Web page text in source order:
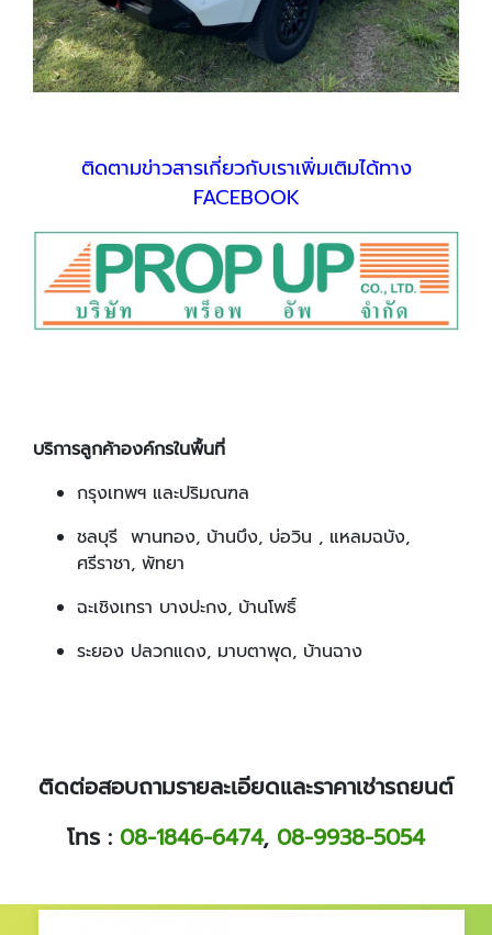
ติดตามข่าวสารเกี่ยวกับเราเพิ่มเติมได้ทาง
FACEBOOK
บริการลูกค้าองค์กรในพื้นที่
กรุงเทพฯ และปริมณฑล
ชลบุรี พานทอง, บ้านบึง, บ่อวิน , แหลมฉบัง,
ศรีราชา, พัทยา
ฉะเชิงเทรา บางปะกง, บ้านโพธิ์
ระยอง ปลวกแดง, มาบตาพุด, บ้านฉาง
ติดต่อสอบถามรายละเอียดและราคาเช่ารถยนต์
โทร : 08-1846-6474, 08-9938-5054